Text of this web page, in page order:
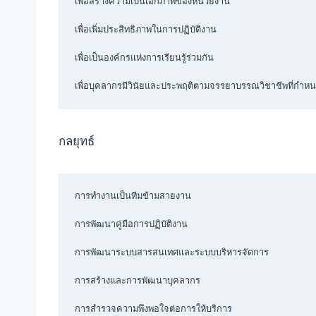
เพื่อเพิ่มประสิทธิภาพในการปฏิบัติงาน
เพื่อเป็นองค์กรแห่งการเรียนรู้ร่วมกัน
เพื่อบุคลากรมีวินัยและประพฤติตามจรรยาบรรณวิชาชีพที่กำห
กลยุทธ์
การทำงานเป็นทีมข้ามสายงาน
การพัฒนาคู่มือการปฏิบัติงาน
การพัฒนาระบบสารสนเทศและระบบบริหารจัดการ
การสร้างและการพัฒนาบุคลากร
การสำรวจความพึงพอใจต่อการให้บริการ